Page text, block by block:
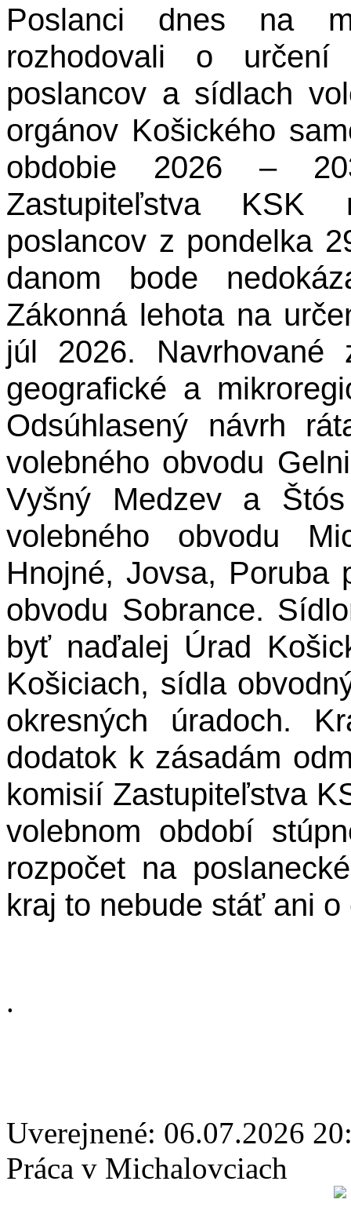
Poslanci dnes na
rozhodovali o určení
poslancov a sídlach
orgánov Košického
obdobie 2026 –
Zastupiteľstva KSK
poslancov z pondelka
danom bode
Zákonná lehota na
júl 2026. Navrhované
geografické a
Odsúhlasený návrh
volebného obvodu
Vyšný Medzev a
volebného obvodu
Hnojné, Jovsa, Poruba
obvodu Sobrance.
byť naďalej Úrad
Košiciach, sídla
okresných úradoch.
dodatok k zásadám
komisií Zastupiteľstva
volebnom období
rozpočet na
kraj to nebude stáť ani
.
Uverejnené: 06.07.2026
Práca v Michalovciach